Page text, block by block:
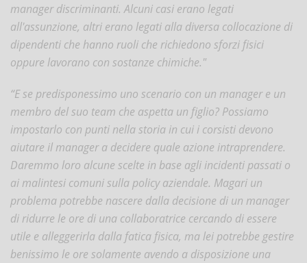
manager discriminanti. Alcuni casi erano legati
all'assunzione, altri erano legati alla diversa collocazione di
dipendenti che hanno ruoli che richiedono sforzi fisici
oppure lavorano con sostanze chimiche."
“E se predisponessimo uno scenario con un manager e un
membro del suo team che aspetta un figlio? Possiamo
impostarlo con punti nella storia in cui i corsisti devono
aiutare il manager a decidere quale azione intraprendere.
Daremmo loro alcune scelte in base agli incidenti passati o
ai malintesi comuni sulla policy aziendale. Magari un
problema potrebbe nascere dalla decisione di un manager
di ridurre le ore di una collaboratrice cercando di essere
utile e alleggerirla dalla fatica fisica, ma lei potrebbe gestire
benissimo le ore solamente avendo a disposizione una